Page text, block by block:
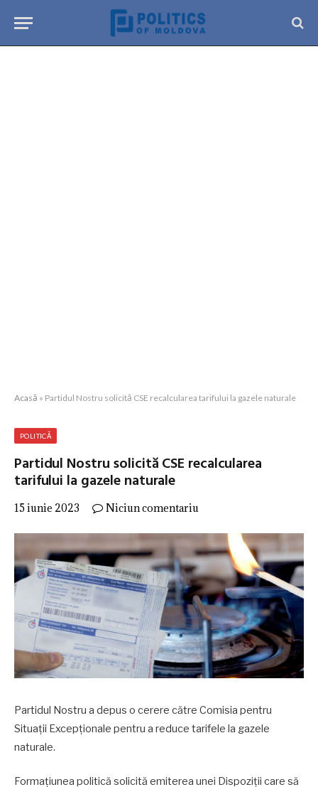
Acasă » Partidul Nostru solicită CSE recalcularea tarifului la gazele naturale
POLITICĂ
Partidul Nostru solicită CSE recalcularea
tarifului la gazele naturale
15 iunie 2023 Niciun comentariu
Partidul Nostru a depus o cerere către Comisia pentru
Situații Excepționale pentru a reduce tarifele la gazele
naturale.
Formațiunea politică solicită emiterea unei Dispoziții care să